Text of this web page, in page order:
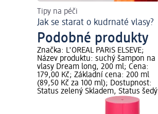
Tipy na péči
Jak se starat o kudrnaté vlasy?
Podobné produkty
Značka: L'ORÉAL PARiS ELSEVE;
Název produktu: suchý šampon na
vlasy Dream long, 200 ml; Cena:
179,00 Kč; Základní cena: 200 ml
(89,50 Kč za 100 ml); Dostupnost:
Status zelený Skladem, Status šedý